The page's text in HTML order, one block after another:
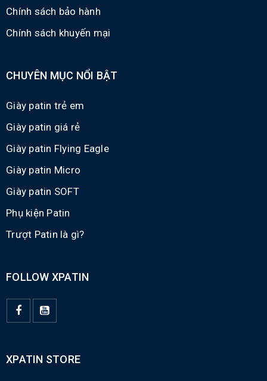
Chính sách bảo hành
Chính sách khuyến mại
CHUYÊN MỤC NỔI BẬT
Giày patin trẻ em
Giày patin giá rẻ
Giày patin Flying Eagle
Giày patin Micro
Giày patin SOFT
Phụ kiện Patin
Trượt Patin là gì?
FOLLOW XPATIN
XPATIN STORE